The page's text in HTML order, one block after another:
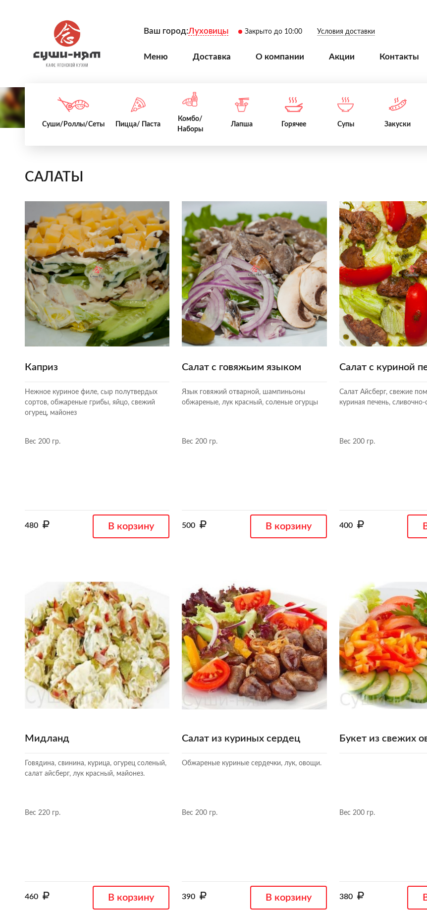
Ваш город:Луховицы Закрыто до 10:00 Условия доставки
Меню Доставка О компании Акции Контакты
Суши/Роллы/Сеты Пицца/ Паста
Комбо/
Наборы
Лапша Горячее Супы Закуски
САЛАТЫ
Каприз
Нежное куриное филе, сыр полутвердых
сортов, обжареные грибы, яйцо, свежий
огурец, майонез
Вес 200 гр.
480 В корзину
Салат с говяжьим языком
Язык говяжий отварной, шампиньоны
обжареные, лук красный, соленые огурцы
Вес 200 гр.
500 В корзину
Салат с куриной
Салат Айсберг, свежие
куриная печень,
Вес 200 гр.
400
Мидланд
Говядина, свинина, курица, огурец соленый,
салат айсберг, лук красный, майонез.
Вес 220 гр.
460 В корзину
Салат из куриных сердец
Обжареные куриные сердечки, лук, овощи.
Вес 200 гр.
390 В корзину
Букет из свежих
Вес 200 гр.
380